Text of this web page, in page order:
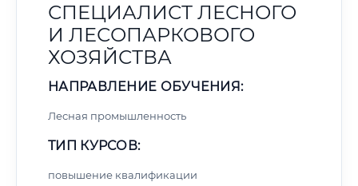
СПЕЦИАЛИСТ ЛЕСНОГО
И ЛЕСОПАРКОВОГО
ХОЗЯЙСТВА
НАПРАВЛЕНИЕ ОБУЧЕНИЯ:
Лесная промышленность
ТИП КУРСОВ:
повышение квалификации